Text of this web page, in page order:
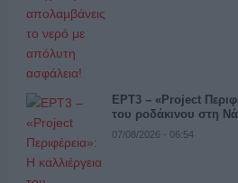
ΕΡΤ3 – «Project
του ροδάκινου στη
07/08/2026 - 06:54